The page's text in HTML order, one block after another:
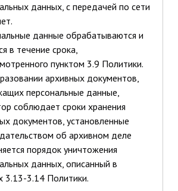
данных, с передачей по сети
данные обрабатываются и
в течение срока,
пунктом 3.9 Политики.
архивных документов,
персональные данные,
соблюдает сроки хранения
документов, установленные
об архивном деле
порядок уничтожения
данных, описанный в
3.13-3.14 Политики.